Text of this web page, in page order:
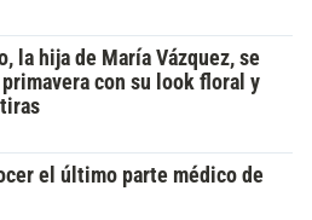
la hija de María Vázquez, se
con su look floral y
el último parte médico de